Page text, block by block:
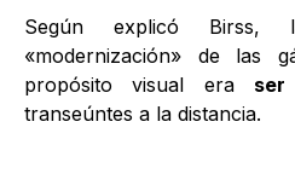
Según explicó
«modernización» de las
propósito visual era ser
transeúntes a la distancia.